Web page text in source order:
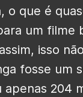
o que é
um filme
isso
fosse um
apenas 204